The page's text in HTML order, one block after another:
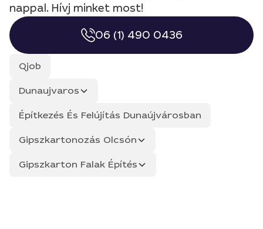
nappal. Hívj minket most!
06 (1) 490 0436
Qjob
Dunaujvaros
Építkezés És Felújítás Dunaújvárosban
Gipszkartonozás Olcsón
Gipszkarton Falak Építés